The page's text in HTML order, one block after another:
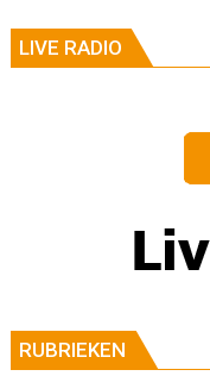
LIVE RADIO
RUBRIEKEN